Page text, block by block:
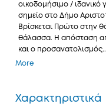
οικοδομήσιμο / ιδανικό
σημείο στο Δήμο
Βρίσκεται Πρώτο στην
θάλασσα. Η απόσταση
και ο
More
Χαρακτηριστικά